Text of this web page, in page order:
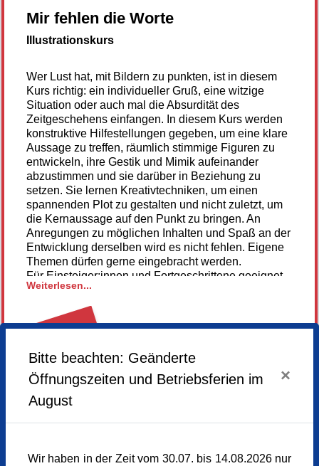
Mir fehlen die Worte
Illustrationskurs
Wer Lust hat, mit Bildern zu punkten, ist in diesem
Kurs richtig: ein individueller Gruß, eine witzige
Situation oder auch mal die Absurdität des
Zeitgeschehens einfangen. In diesem Kurs werden
konstruktive Hilfestellungen gegeben, um eine klare
Aussage zu treffen, räumlich stimmige Figuren zu
entwickeln, ihre Gestik und Mimik aufeinander
abzustimmen und sie darüber in Beziehung zu
setzen. Sie lernen Kreativtechniken, um einen
spannenden Plot zu gestalten und nicht zuletzt, um
die Kernaussage auf den Punkt zu bringen. An
Anregungen zu möglichen Inhalten und Spaß an der
Entwicklung derselben wird es nicht fehlen. Eigene
Themen dürfen gerne eingebracht werden.
Für Einsteiger:innen und Fortgeschrittene geeignet
Material: Zeichenutensilien, Zeichenpapier,
Transparentpapier, Buntstifte, Geodreieck oder
Lineal
Technik ausgeführt werden: Aquarell, Gouache,
Copic-Liner, mit Buntstift, Fineliner, Feder und
Hier geht's zur Homepage der Künstlerin.
Weiterlesen...
Donnerstag,
Donnerstag,04.12.2025,13.00 - 17.00 Uhr
Bitte beachten: Geänderte
Öffnungszeiten und Betriebsferien im
August
×
Wir haben in der Zeit vom 30.07. bis 14.08.2026 nur